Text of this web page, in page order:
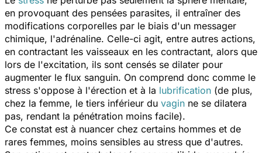
en provoquant des pensées parasites, il entraîner des
modifications corporelles par le biais d'un messager
chimique, l'adrénaline. Celle-ci agit, entre autres actions,
en contractant les vaisseaux en les contractant, alors que
lors de l'excitation, ils sont censés se dilater pour
augmenter le flux sanguin. On comprend donc comme le
stress s'oppose à l'érection et à la lubrification (de plus,
chez la femme, le tiers inférieur du vagin ne se dilatera
pas, rendant la pénétration moins facile).
Ce constat est à nuancer chez certains hommes et de
rares femmes, moins sensibles au stress que d'autres.